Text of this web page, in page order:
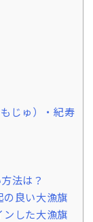
じゅ）・紀寿
法は？
良い大漁旗
した大漁旗